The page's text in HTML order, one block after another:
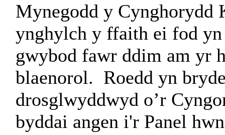
Mynegodd y Cynghorydd
ynghylch y ffaith ei fod yn
gwybod fawr ddim am yr
blaenorol. Roedd yn
drosglwyddwyd o’r
byddai angen i'r Panel